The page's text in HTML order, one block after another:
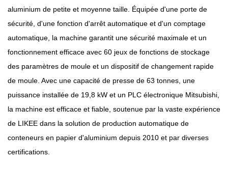
aluminium de petite et moyenne taille. Équipée d'une porte de
sécurité, d'une fonction d'arrêt automatique et d'un comptage
automatique, la machine garantit une sécurité maximale et un
fonctionnement efficace avec 60 jeux de fonctions de stockage
des paramètres de moule et un dispositif de changement rapide
de moule. Avec une capacité de presse de 63 tonnes, une
puissance installée de 19,8 kW et un PLC électronique Mitsubishi,
la machine est efficace et fiable, soutenue par la vaste expérience
de LIKEE dans la solution de production automatique de
conteneurs en papier d'aluminium depuis 2010 et par diverses
certifications.